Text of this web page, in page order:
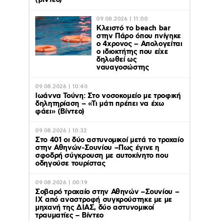
09.08.2026 | 11:00
Κλειστό το beach bar
στην Πάρο όπου πνίγηκε
ο 4χρονος – Απολογείται
ο ιδιοκτήτης που είχε
δηλωθεί ως
ναυαγοσώστης
09.08.2026 | 10:40
Ιωάννα Τούνη: Στο νοσοκομείο με τροφική
δηλητηρίαση – «Τι μάτι πρέπει να έχω
φάει» (Βίντεο)
09.08.2026 | 10:32
Στο 401 οι δύο αστυνομικοί μετά το τροχαίο
στην Αθηνών-Σουνίου –Πως έγινε η
σφοδρή σύγκρουση με αυτοκίνητο που
οδηγούσε τουρίστας
09.08.2026 | 00:19
Σοβαρό τροχαίο στην Αθηνών –Σουνίου –
ΙΧ από αναστροφή συγκρούστηκε με με
μηχανή της ΔΙΑΣ, δύο αστυνομικοί
τραυματίες – Βίντεο